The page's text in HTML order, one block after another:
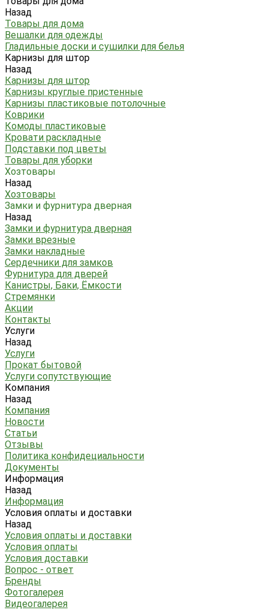
Назад
Товары для дома
Вешалки для одежды
Гладильные доски и сушилки для белья
Карнизы для штор
Назад
Карнизы для штор
Карнизы круглые пристенные
Карнизы пластиковые потолочные
Коврики
Комоды пластиковые
Кровати раскладные
Подставки под цветы
Товары для уборки
Хозтовары
Назад
Хозтовары
Замки и фурнитура дверная
Назад
Замки и фурнитура дверная
Замки врезные
Замки накладные
Сердечники для замков
Фурнитура для дверей
Канистры, Баки, Ёмкости
Стремянки
Акции
Контакты
Услуги
Назад
Услуги
Прокат бытовой
Услуги сопутствующие
Компания
Назад
Компания
Новости
Статьи
Отзывы
Политика конфидециальности
Документы
Информация
Назад
Информация
Условия оплаты и доставки
Назад
Условия оплаты и доставки
Условия оплаты
Условия доставки
Вопрос - ответ
Бренды
Фотогалерея
Видеогалерея